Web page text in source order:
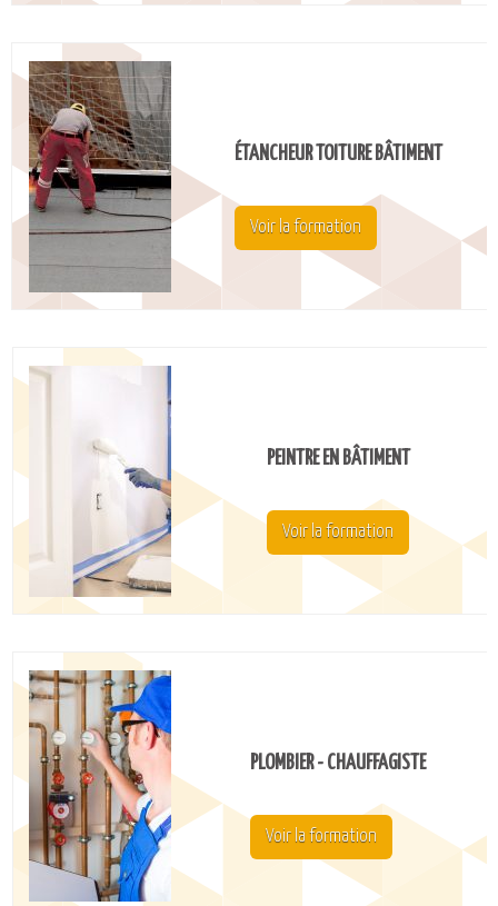
ÉTANCHEUR TOITURE BÂTIMENT
Voir la formation
PEINTRE EN BÂTIMENT
Voir la formation
PLOMBIER - CHAUFFAGISTE
Voir la formation